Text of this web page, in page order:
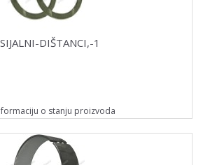
DIŠTANCI,-1
o stanju proizvoda